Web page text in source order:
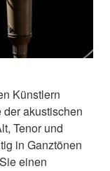
Künstlern
akustischen
Tenor und
in Ganztönen
einen